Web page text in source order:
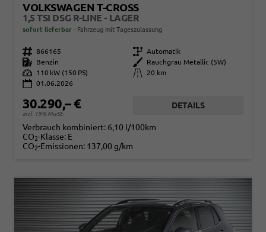
VOLKSWAGEN T-CROSS
1,5 TSI DSG R-LINE - LAGER
sofort lieferbar Fahrzeug mit Tageszulassung
Fahrzeugnr. 866165 Getriebe Automatik
Kraftstoff
Benzin Außenfarbe
Rauchgrau Metallic (5W)
Leistung
110 kW (150 PS) Kilometerstand
20 km
01.06.2026
30.290,– €
incl. 19% MwSt.
DETAILS
Verbrauch kombiniert: 6,10 l/100km
CO2-Klasse: E
CO2-Emissionen: 137,00 g/km